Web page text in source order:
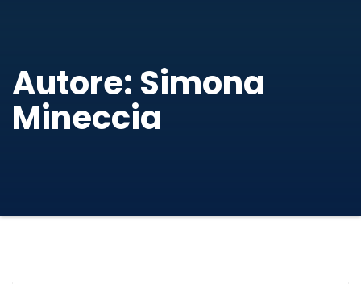
Autore: Simona
Mineccia